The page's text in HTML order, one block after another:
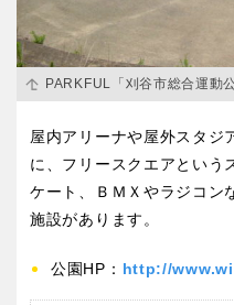
長崎
鹿児島
PARKFUL「刈谷市総合運動
屋内アリーナや屋外スタジ
に、フリースクエアという
ケート、ＢＭＸやラジコン
施設があります。
公園HP： http://